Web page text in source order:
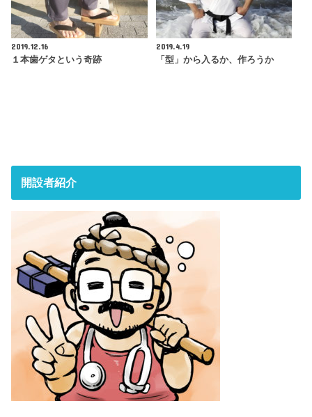
2019.12.16
１本歯ゲタという奇跡
2019.4.19
「型」から入るか、作ろうか
開設者紹介